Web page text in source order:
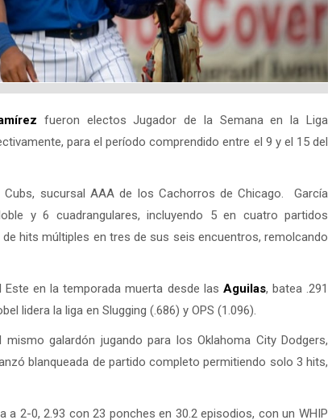
fueron electos Jugador de la Semana en la Liga
para el período comprendido entre el 9 y el 15 del
sucursal AAA de los Cachorros de Chicago. García
y 6 cuadrangulares, incluyendo 5 en cuatro partidos
hits múltiples en tres de sus seis encuentros, remolcando
en la temporada muerta desde las Aguilas, batea .291
lidera la liga en Slugging (.686) y OPS (1.096).
mismo galardón jugando para los Oklahoma City Dodgers,
blanqueada de partido completo permitiendo solo 3 hits,
2-0, 2.93 con 23 ponches en 30.2 episodios, con un WHIP